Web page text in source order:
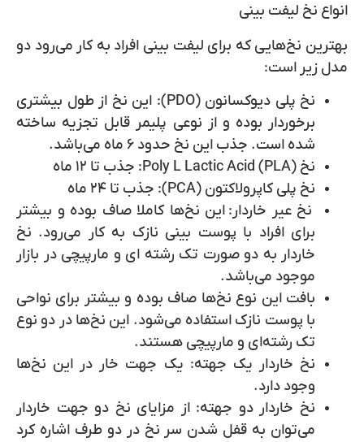
انواع نخ لیفت بینی
بهترین نخ‌هایی که برای لیفت بینی افراد به کار می‌رود دو
مدل زیر است:
نخ پلی دیوکسانون (PDO):
این نخ از طول بیشتری
برخوردار بوده و از نوعی پلیمر قابل تجزیه ساخته
شده است. جذب این نخ حدود ۶ ماه می‌باشد.
نخ Poly L Lactic Acid (PLA):
جذب تا ۱۲ ماه
نخ پلی کاپرولاکتون (PCA):
جذب تا ۲۴ ماه
نخ عیر خاردار: این نخ‌ها کاملا صاف بوده و بیشتر
برای افراد با پوست بینی نازک به کار می‌رود. نخ
خاردار به دو صورت تک رشته ای و مارپیچی در بازار
موجود می‌باشد.
بافت این نوع نخ‌ها صاف بوده و بیشتر برای نواحی
با پوست نازک استفاده می‌شود. این نخ‌‌ها در دو نوع
تک رشته‌ای و مارپیچی هستند.
نخ خاردار یک جهته: یک جهت خار در این نخ‌ها
وجود دارد.
نخ خاردار دو جهته:از مزایای نخ دو جهت خاردار
می‌توان به قفل شدن سر نخ در دو طرف اشاره کرد